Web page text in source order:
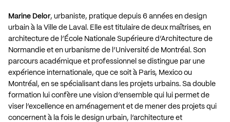
Marine Delor, urbaniste, pratique depuis 6 années en design
urbain à la Ville de Laval. Elle est titulaire de deux maîtrises, en
architecture de l’École Nationale Supérieure d’Architecture de
Normandie et en urbanisme de l’Université de Montréal. Son
parcours académique et professionnel se distingue par une
expérience internationale, que ce soit à Paris, Mexico ou
Montréal, en se spécialisant dans les projets urbains. Sa double
formation lui confère une vision d’ensemble qui lui permet de
viser l’excellence en aménagement et de mener des projets qui
concernent à la fois le design urbain, l’architecture et